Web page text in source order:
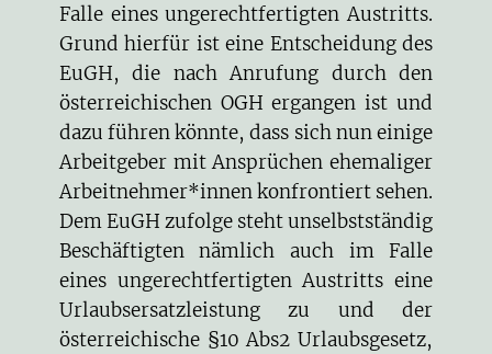
Falle eines ungerechtfertigten Austritts.
Grund hierfür ist eine Entscheidung des
EuGH, die nach Anrufung durch den
österreichischen OGH ergangen ist und
dazu führen könnte, dass sich nun einige
Arbeitgeber mit Ansprüchen ehemaliger
Arbeitnehmer*innen konfrontiert sehen.
Dem EuGH zufolge steht unselbstständig
Beschäftigten nämlich auch im Falle
eines ungerechtfertigten Austritts eine
Urlaubsersatzleistung zu und der
österreichische §10 Abs2 Urlaubsgesetz,